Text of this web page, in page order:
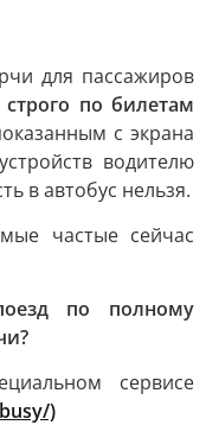
для пассажиров
строго по билетам
с экрана
водителю
в автобус нельзя.
частые сейчас
по полному
сервисе
)